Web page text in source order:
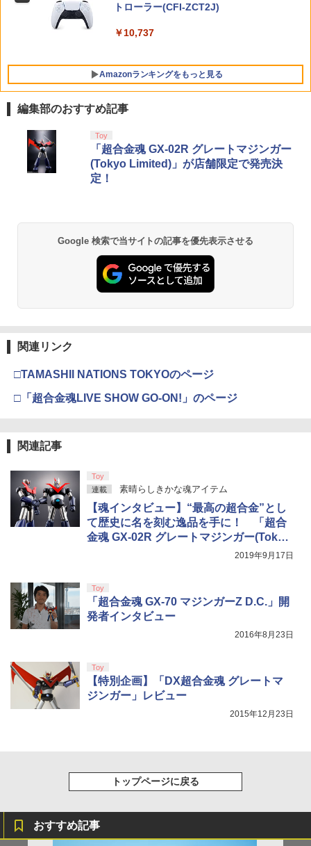
￥5,080
Nintendo 対応 スイッチ スイッチツー
シンプル ミニマル PUレザー 革 カバー
ポーチ ストラップ付属 オシャレ ソフト
収納 ガジェットケース クリスマス ギフ
￥3,480
￥5,535
トローラー(CFI-ZCT2J)
￥10,737
Amazonランキングをもっと見る
ラー + USB-C® ケーブル
【純正品】Xbox ワイヤレス コントロー
ラー (ロボット ホワイト)
￥7,681
【純正品】Xbox 充電式バッテリー + US
5
【純正品】Xbox Elite ワイヤレス コン
トローラー Series 2 Core Edition (ホワ
イト)
第三章 蛇神 (Amazon.co.jp限定オリジ
ナル三方背収納ケース付きコレクション)
(オリジナル特典:オリジナル巾着＋メー
￥10,780
劇場版「鬼滅の刃」無限城編 第一章 猗
窩座再来 通常版 [Blu-ray]
劇場版「鬼滅の刃」無限城編 第一章 猗
窩座再来 通常版 [DVD]
4
窩座再来 完全生産限定版 [Blu-ray]
￥8,698
巾着＋メーカー特典:【坤と離】二振りの
剣、十翼より来たる！スタジオ描き下ろ
しイラストボード付) [DVD]
編集部のおすすめ記事
Toy
「超合金魂 GX-02R グレートマジンガー
(Tokyo Limited)」が店舗限定で発売決
定！
Google 検索で当サイトの記事を優先表示させる
関連リンク
□TAMASHII NATIONS TOKYOのページ
□「超合金魂LIVE SHOW GO-ON!」のページ
関連記事
Toy
連載
素晴らしきかな魂アイテム
【魂インタビュー】“最高の超合金”とし
て歴史に名を刻む逸品を手に！ 「超合
金魂 GX-02R グレートマジンガー(Tokyo
2019年9月17日
Toy
「超合金魂 GX-70 マジンガーZ D.C.」開
発者インタビュー
2016年8月23日
Toy
【特別企画】「DX超合金魂 グレートマ
ジンガー」レビュー
2015年12月23日
トップページに戻る
おすすめ記事